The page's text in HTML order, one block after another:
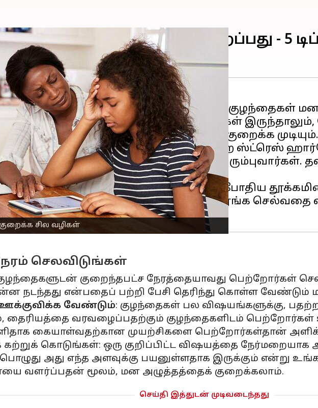
சில வழிகள்
அழுத்தத்தை எப்படி குறைப்பது - 5
06:43 pm
பள்ளி படிப்பு காலத்திலேயே குழந்தைகள் மன
இதற்கு பல்வேறு காரணங்கள்
மன அழுத்தம், கார்டிசால் என்ற ஸ்ட்ரெஸ்
சர்க்கரை நிறைந்த உணவுகளை சாப்பிட
வைக்க வேண்டும்: குழந்தைகளுக்கு போதிய
தினமும் சரியான நேரத்திற்கு தூங்க
செலவிடுங்கள்
குறைந்தபட்ச நேரத்தையாவது பெற்றோர்கள்
நடந்தது என்பதைப் பற்றி பேசி தெரிந்து கொள்ள வேண்டும்
வேண்டும்: குழந்தைகள் பல விஷயங்களுக்கு,
தைரியத்தை வரவழைப்பதற்கும் குழந்தைகளிடம்
கையாள்வதற்கான முயற்சிகளை பெற்றோர்கள்தான்
கற்றுக் கொடுங்கள்: ஒரு குறிப்பிட்ட விஷயத்தை நேர்மறையாக
அது எந்த அளவுக்கு பயனுள்ளதாக இருக்கும் என்று
வளர்ப்பதன் மூலம், மன அழுத்தத்தைக் குறைக்கலாம்.
செய்தி இத்துடன் முடிவடைந்தது